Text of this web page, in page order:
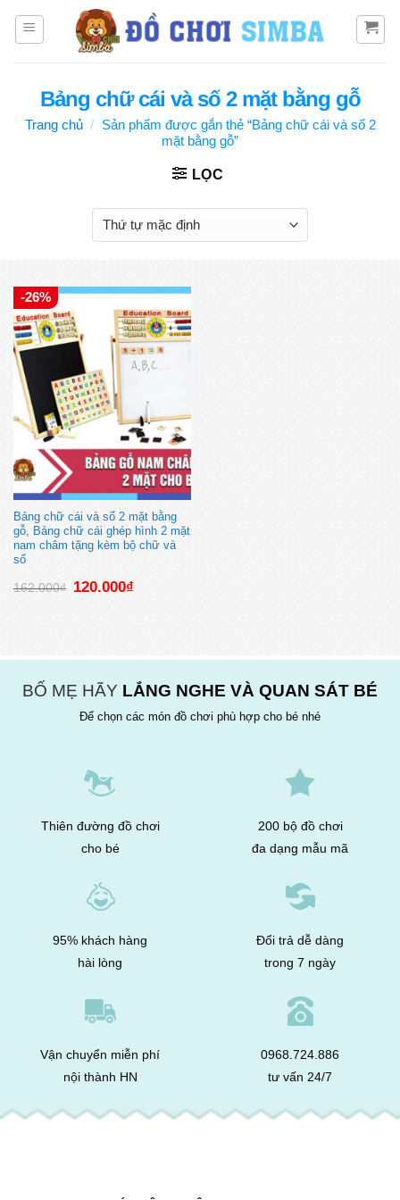
Bảng chữ cái và số 2 mặt bằng gỗ
Trang chủ / Sản phẩm được gắn thẻ “Bảng chữ cái và số 2
mặt bằng gỗ”
LỌC
-26%
Bảng chữ cái và số 2 mặt bằng
gỗ, Bảng chữ cái ghép hình 2 mặt
nam châm tặng kèm bộ chữ và
số
162.000₫
Giá
gốc
120.000₫Giá
hiện
BỐ MẸ HÃY LẮNG NGHE VÀ QUAN SÁT BÉ
Để chọn các món đồ chơi phù hợp cho bé nhé
Thiên đường đồ chơi
cho bé
200 bộ đồ chơi
đa dạng mẫu mã
95% khách hàng
hài lòng
Đổi trả dễ dàng
trong 7 ngày
Vận chuyển miễn phí
nội thành HN
0968.724.886
tư vấn 24/7